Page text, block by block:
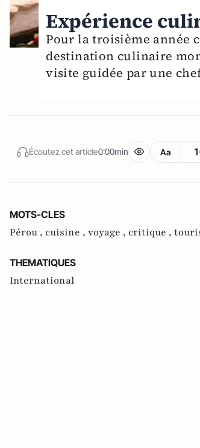
Expérience
Pour la troisième année
destination culinaire
visite guidée par une
Écoutez cet article0:00min Aa
MOTS-CLES
Pérou , cuisine , voyage , critique ,
THEMATIQUES
International